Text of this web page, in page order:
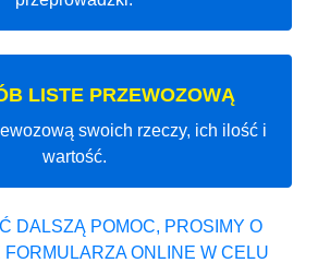
LISTE PRZEWOZOWĄ
swoich rzeczy, ich ilość i
wartość.
DALSZĄ POMOC, PROSIMY O
ONLINE W CELU